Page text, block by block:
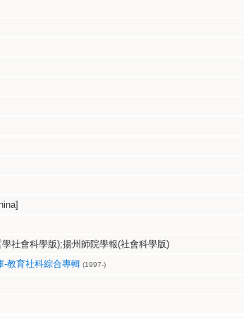
社會科學版);揚州師院學報(社會科學版)
-教育社科綜合專輯(1997-)